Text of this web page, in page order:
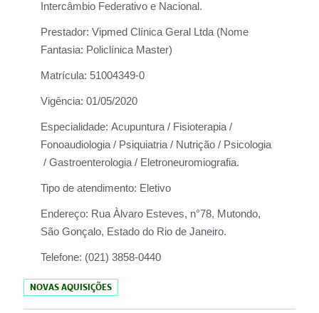
Intercâmbio Federativo e Nacional.
Prestador: Vipmed Clínica Geral Ltda (Nome
Fantasia: Policlínica Master)
Matrícula: 51004349-0
Vigência: 01/05/2020
Especialidade: Acupuntura / Fisioterapia /
Fonoaudiologia / Psiquiatria / Nutrição / Psicologia
/ Gastroenterologia / Eletroneuromiografia.
Tipo de atendimento: Eletivo
Endereço: Rua Àlvaro Esteves, n°78, Mutondo,
São Gonçalo, Estado do Rio de Janeiro.
Telefone: (021) 3858-0440
NOVAS AQUISIÇÕES